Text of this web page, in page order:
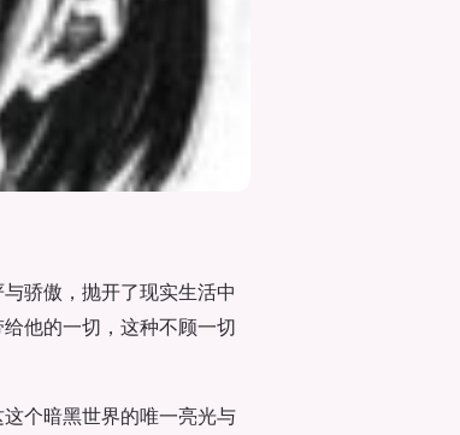
骄傲，抛开了现实生活中
他的一切，这种不顾一切
个暗黑世界的唯一亮光与